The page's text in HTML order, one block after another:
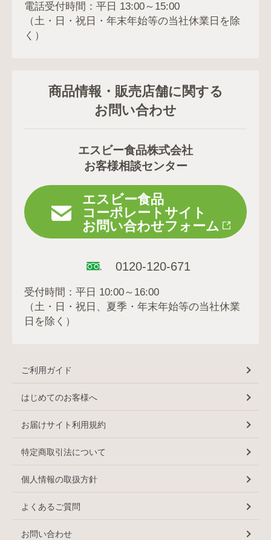
電話受付時間：平日 13:00～15:00
（土・日・祝日・年末年始等の当社休業日を除
く）
商品情報・販売店舗に関する
お問い合わせ
エスビー食品株式会社
お客様相談センター
エスビー食品
コーポレートサイト
お問い合わせフォーム
0120-120-671
受付時間：平日 10:00～16:00
（土・日・祝日、夏季・年末年始等の当社休業
日を除く）
ご利用ガイド
はじめてのお客様へ
お届けサイト利用規約
特定商取引法について
個人情報の取扱方針
よくあるご質問
お問い合わせ